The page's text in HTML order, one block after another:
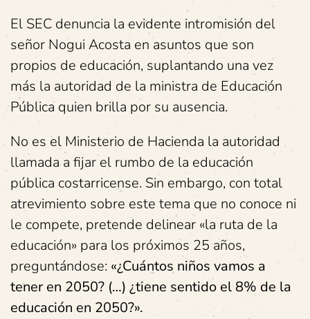
El SEC denuncia la evidente intromisión del
señor Nogui Acosta en asuntos que son
propios de educación, suplantando una vez
más la autoridad de la ministra de Educación
Pública quien brilla por su ausencia.
No es el Ministerio de Hacienda la autoridad
llamada a fijar el rumbo de la educación
pública costarricense. Sin embargo, con total
atrevimiento sobre este tema que no conoce ni
le compete, pretende delinear «la ruta de la
educación» para los próximos 25 años,
preguntándose: «¿Cuántos niños vamos a
tener en 2050? (…) ¿tiene sentido el 8% de la
educación en 2050?».